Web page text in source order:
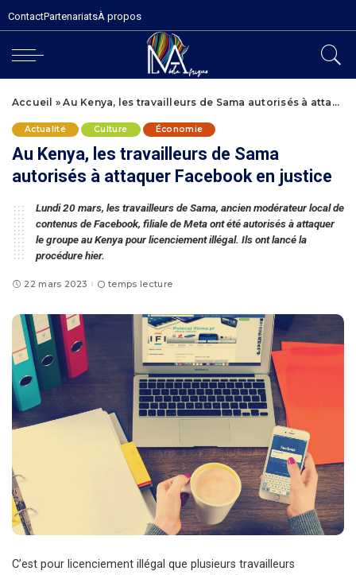
ContactPartenariatsÀ propos
Accueil »Au Kenya, les travailleurs de Sama autorisés à attaquer Facebook en justice
Actualité Culture Économie
Au Kenya, les travailleurs de Sama
autorisés à attaquer Facebook en justice
Lundi 20 mars, les travailleurs de Sama, ancien modérateur local de
contenus de Facebook, filiale de Meta ont été autorisés à attaquer
le groupe au Kenya pour licenciement illégal. Ils ont lancé la
procédure hier.
22 mars 2023 temps lecture
C’est pour licenciement illégal que plusieurs travailleurs